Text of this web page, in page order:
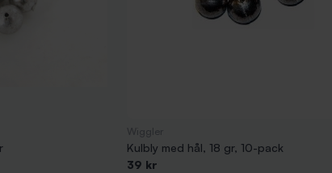
Kulbly med hål, 18 gr, 10-pack
39 kr